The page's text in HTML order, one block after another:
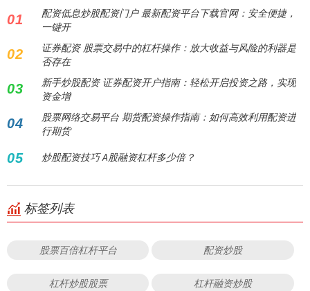
01
配资低息炒股配资门户 最新配资平台下载官网：安全便捷，
一键开
02
证券配资 股票交易中的杠杆操作：放大收益与风险的利器是
否存在
03
新手炒股配资 证券配资开户指南：轻松开启投资之路，实现
资金增
04
股票网络交易平台 期货配资操作指南：如何高效利用配资进
行期货
05 炒股配资技巧 A股融资杠杆多少倍？
标签列表
股票百倍杠杆平台 配资炒股
杠杆炒股股票 杠杆融资炒股